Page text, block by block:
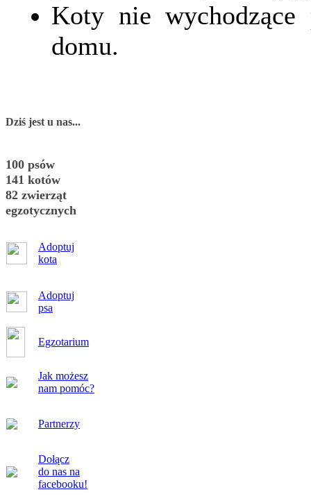
Koty nie
domu.
Dziś jest u nas...
100 psów
141 kotów
82 zwierząt
egzotycznych
Adoptuj
kota
Adoptuj
psa
Egzotarium
Jak możesz
nam pomóc?
Partnerzy
Dołącz
do nas na
facebooku!